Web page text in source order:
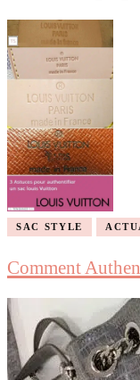
SAC STYLE
Comment